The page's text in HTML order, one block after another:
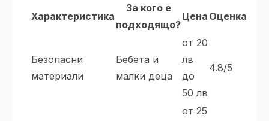
Характеристика
За кого е
подходящо?
Цена Оценка
Безопасни
материали
Бебета и
малки деца
от 20
лв
до
50 лв
4.8/5
от 25